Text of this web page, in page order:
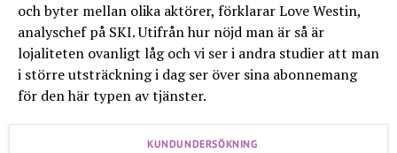
och byter mellan olika aktörer, förklarar Love Westin,
analyschef på SKI. Utifrån hur nöjd man är så är
lojaliteten ovanligt låg och vi ser i andra studier att man
i större utsträckning i dag ser över sina abonnemang
för den här typen av tjänster.
KUNDUNDERSÖKNING